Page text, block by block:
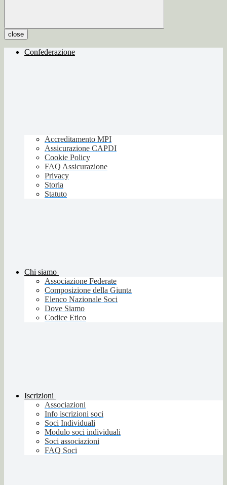
close
Confederazione
Accreditamento MPI
Assicurazione CAPDI
Cookie Policy
FAQ Assicurazione
Privacy
Storia
Statuto
Chi siamo
Associazione Federate
Composizione della Giunta
Elenco Nazionale Soci
Dove Siamo
Codice Etico
Iscrizioni
Associazioni
Info iscrizioni soci
Soci Individuali
Modulo soci individuali
Soci associazioni
FAQ Soci